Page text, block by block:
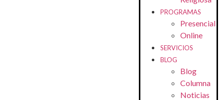
PROGRAMAS
Presencial
Online
SERVICIOS
BLOG
Blog
Columna
Noticias